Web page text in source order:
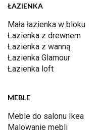
ŁAZIENKA
Mała łazienka w bloku
Łazienka z drewnem
Łazienka z wanną
Łazienka Glamour
Łazienka loft
MEBLE
Meble do salonu Ikea
Malowanie mebli